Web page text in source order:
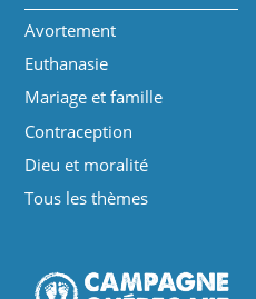
Avortement
Euthanasie
Mariage et famille
Contraception
Dieu et moralité
Tous les thèmes